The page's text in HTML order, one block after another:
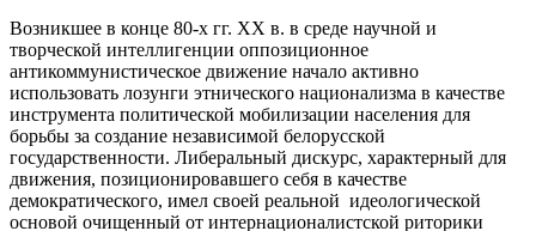
Возникшее в конце 80-х гг. XX в. в среде научной и
творческой интеллигенции оппозиционное
антикоммунистическое движение начало активно
использовать лозунги этнического национализма в качестве
инструмента политической мобилизации населения для
борьбы за создание независимой белорусской
государственности. Либеральный дискурс, характерный для
движения, позиционировавшего себя в качестве
демократического, имел своей реальной идеологической
основой очищенный от интернационалистской риторики